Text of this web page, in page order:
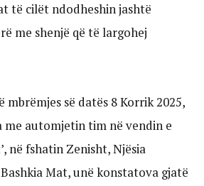
të cilët ndodheshin jashtë
me shenjë që të largohej
mbrëmjes së datës 8 Korrik 2025,
me automjetin tim në vendin e
në fshatin Zenisht, Njësia
Mat, unë konstatova gjatë